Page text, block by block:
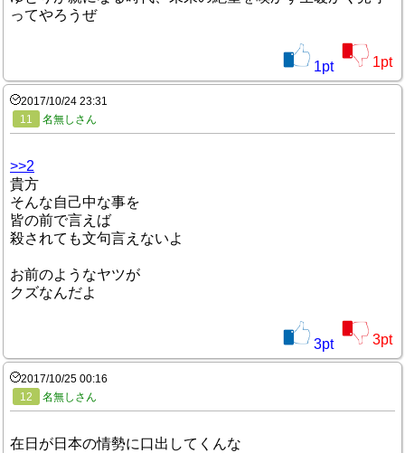
ってやろうぜ
1pt 1pt
2017/10/24 23:31
11
名無しさん
>>2
貴方
そんな自己中な事を
皆の前で言えば
殺されても文句言えないよ
お前のようなヤツが
クズなんだよ
3pt 3pt
2017/10/25 00:16
12
名無しさん
在日が日本の情勢に口出してくんな